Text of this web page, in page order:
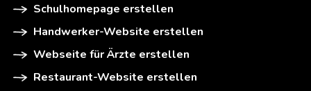
Schulhomepage erstellen
Handwerker-Website erstellen
Webseite für Ärzte erstellen
Restaurant-Website erstellen